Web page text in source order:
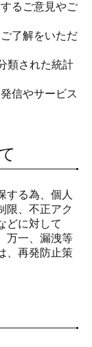
るご意見やご
了解をいただ
類された統計
信やサービス
する為、個人
限、不正アク
どに対して
万一、漏洩等
、再発防止策